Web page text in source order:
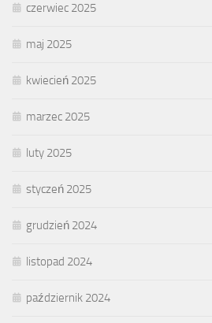
czerwiec 2025
maj 2025
kwiecień 2025
marzec 2025
luty 2025
styczeń 2025
grudzień 2024
listopad 2024
październik 2024